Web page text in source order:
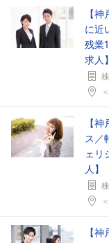
【
に近
残業
求人】
【
ス／
ェリ
人】
【